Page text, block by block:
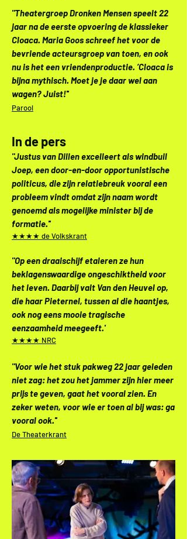
"Theatergroep Dronken Mensen speelt 22
jaar na de eerste opvoering de klassieker
Cloaca. Maria Goos schreef het voor de
bevriende acteursgroep van toen, en ook
nu is het een vriendenproductie. ‘Cloaca is
bijna mythisch. Moet je je daar wel aan
wagen? Juist!''
Parool
In de pers
"Justus van Dillen excelleert als windbuil
Joep, een door-en-door opportunistische
politicus, die zijn relatiebreuk vooral een
probleem vindt omdat zijn naam wordt
genoemd als mogelijke minister bij de
formatie.''
★★★★ de Volkskrant
"Op een draaischijf etaleren ze hun
beklagenswaardige ongeschiktheid voor
het leven. Daarbij valt Van den Heuvel op,
die haar Pieternel, tussen al die haantjes,
ook nog eens mooie tragische
eenzaamheid meegeeft.'
★★★★ NRC
"Voor wie het stuk pakweg 22 jaar geleden
niet zag: het zou het jammer zijn hier meer
prijs te geven, gaat het vooral zien. En
zeker weten, voor wie er toen al bij was: ga
vooral ook.''
De Theaterkrant